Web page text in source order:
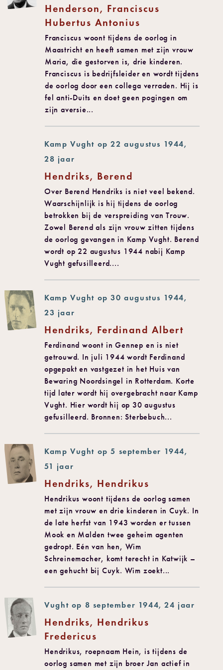
Henderson, Franciscus
Hubertus Antonius
Franciscus woont tijdens de oorlog in
Maastricht en heeft samen met zijn vrouw
Maria, die gestorven is, drie kinderen.
Franciscus is bedrijfsleider en wordt tijdens
de oorlog door een collega verraden. Hij is
fel anti-Duits en doet geen pogingen om
zijn aversie...
Kamp Vught op 22 augustus 1944,
28 jaar
Hendriks, Berend
Over Berend Hendriks is niet veel bekend.
Waarschijnlijk is hij tijdens de oorlog
betrokken bij de verspreiding van Trouw.
Zowel Berend als zijn vrouw zitten tijdens
de oorlog gevangen in Kamp Vught. Berend
wordt op 22 augustus 1944 nabij Kamp
Vught gefusilleerd....
Kamp Vught op 30 augustus 1944,
23 jaar
Hendriks, Ferdinand Albert
Ferdinand woont in Gennep en is niet
getrouwd. In juli 1944 wordt Ferdinand
opgepakt en vastgezet in het Huis van
Bewaring Noordsingel in Rotterdam. Korte
tijd later wordt hij overgebracht naar Kamp
Vught. Hier wordt hij op 30 augustus
gefusilleerd. Bronnen: Sterbebuch...
Kamp Vught op 5 september 1944,
51 jaar
Hendriks, Hendrikus
Hendrikus woont tijdens de oorlog samen
met zijn vrouw en drie kinderen in Cuyk. In
de late herfst van 1943 worden er tussen
Mook en Malden twee geheim agenten
gedropt. Eén van hen, Wim
Schreinemacher, komt terecht in Katwijk –
een gehucht bij Cuyk. Wim zoekt...
Vught op 8 september 1944, 24 jaar
Hendriks, Hendrikus
Fredericus
Hendrikus, roepnaam Hein, is tijdens de
oorlog samen met zijn broer Jan actief in